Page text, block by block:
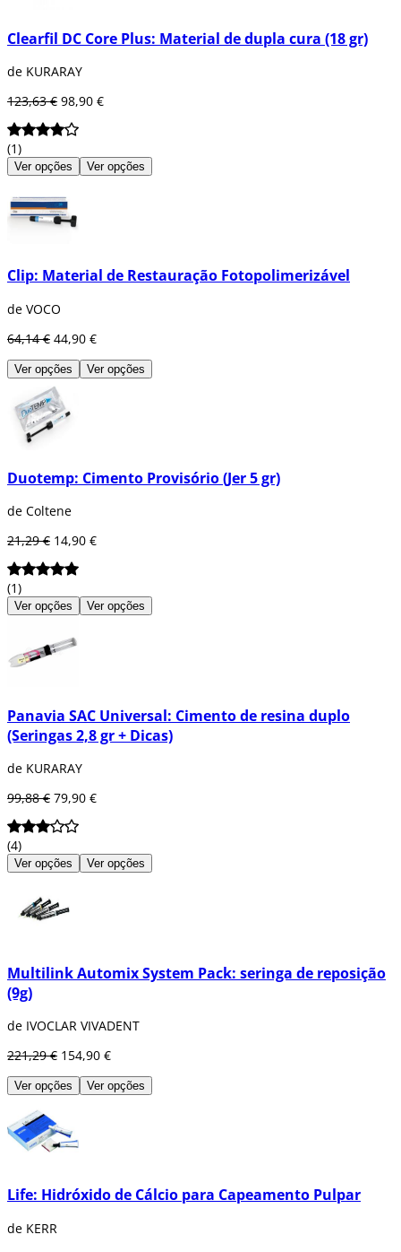
Clearfil DC Core Plus: Material de dupla cura (18 gr)
de KURARAY
123,63 € 98,90 €
(1)
Ver opções Ver opções
Clip: Material de Restauração Fotopolimerizável
de VOCO
64,14 € 44,90 €
Ver opções Ver opções
Duotemp: Cimento Provisório (Jer 5 gr)
de Coltene
21,29 € 14,90 €
(1)
Ver opções Ver opções
Panavia SAC Universal: Cimento de resina duplo
(Seringas 2,8 gr + Dicas)
de KURARAY
99,88 € 79,90 €
(4)
Ver opções Ver opções
Multilink Automix System Pack: seringa de reposição
(9g)
de IVOCLAR VIVADENT
221,29 € 154,90 €
Ver opções Ver opções
Life: Hidróxido de Cálcio para Capeamento Pulpar
de KERR